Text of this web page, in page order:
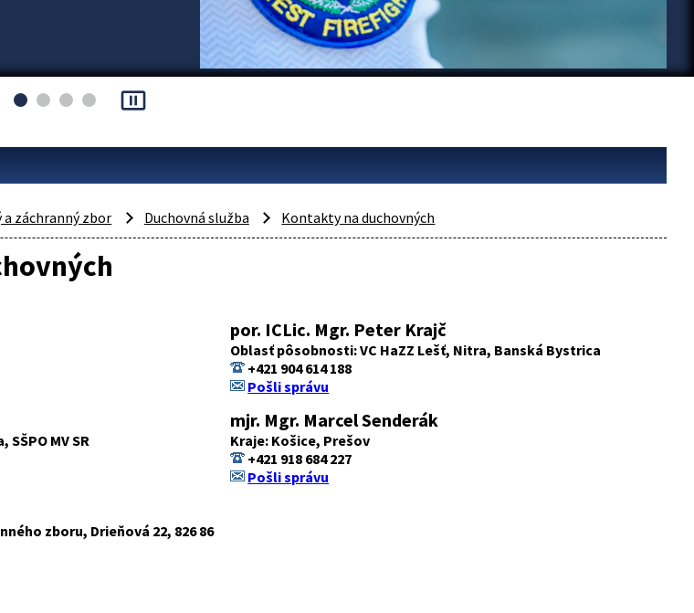
pause_presentation
a záchranný zbor Duchovná služba Kontakty na duchovných
por. ICLic. Mgr. Peter Krajč
Oblasť pôsobnosti: VC HaZZ Lešť, Nitra, Banská Bystrica
+421 904 614 188
Pošli správu
MV SR
mjr. Mgr. Marcel Senderák
Kraje: Košice, Prešov
+421 918 684 227
Pošli správu
zboru, Drieňová 22, 826 86